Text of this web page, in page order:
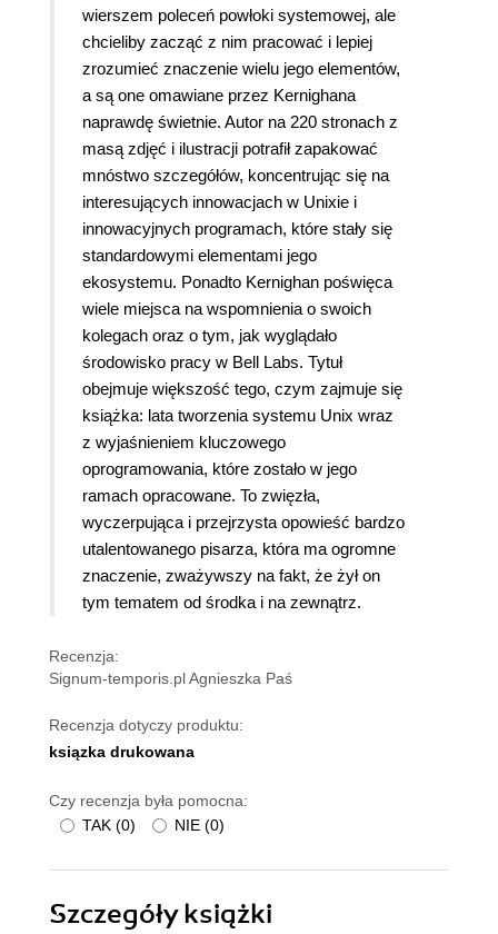
wierszem poleceń powłoki systemowej, ale
chcieliby zacząć z nim pracować i lepiej
zrozumieć znaczenie wielu jego elementów,
a są one omawiane przez Kernighana
naprawdę świetnie. Autor na 220 stronach z
masą zdjęć i ilustracji potrafił zapakować
mnóstwo szczegółów, koncentrując się na
interesujących innowacjach w Unixie i
innowacyjnych programach, które stały się
standardowymi elementami jego
ekosystemu. Ponadto Kernighan poświęca
wiele miejsca na wspomnienia o swoich
kolegach oraz o tym, jak wyglądało
środowisko pracy w Bell Labs. Tytuł
obejmuje większość tego, czym zajmuje się
książka: lata tworzenia systemu Unix wraz
z wyjaśnieniem kluczowego
oprogramowania, które zostało w jego
ramach opracowane. To zwięzła,
wyczerpująca i przejrzysta opowieść bardzo
utalentowanego pisarza, która ma ogromne
znaczenie, zważywszy na fakt, że żył on
tym tematem od środka i na zewnątrz.
Recenzja:
Signum-temporis.pl Agnieszka Paś
Recenzja dotyczy produktu:
ksiązka drukowana
Czy recenzja była pomocna:
TAK (0) NIE (0)
Szczegółyksiążki